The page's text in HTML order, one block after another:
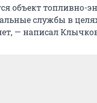
объект топливно-
службы в
— написал